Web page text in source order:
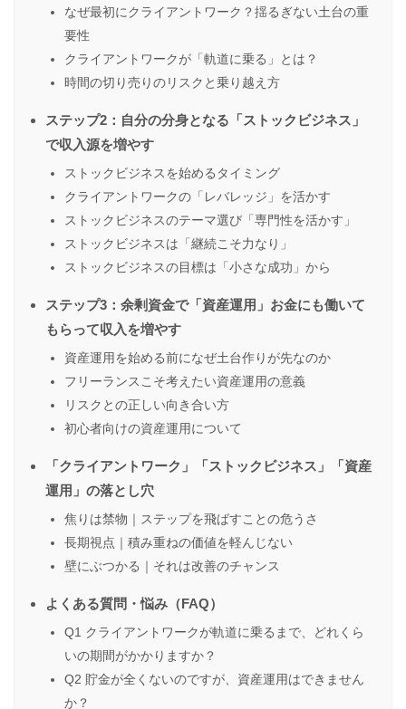
なぜ最初にクライアントワーク？揺るぎない土台の重
要性
クライアントワークが「軌道に乗る」とは？
時間の切り売りのリスクと乗り越え方
ステップ2：自分の分身となる「ストックビジネス」
で収入源を増やす
ストックビジネスを始めるタイミング
クライアントワークの「レバレッジ」を活かす
ストックビジネスのテーマ選び「専門性を活かす」
ストックビジネスは「継続こそ力なり」
ストックビジネスの目標は「小さな成功」から
ステップ3：余剰資金で「資産運用」お金にも働いて
もらって収入を増やす
資産運用を始める前になぜ土台作りが先なのか
フリーランスこそ考えたい資産運用の意義
リスクとの正しい向き合い方
初心者向けの資産運用について
「クライアントワーク」「ストックビジネス」「資産
運用」の落とし穴
焦りは禁物｜ステップを飛ばすことの危うさ
長期視点｜積み重ねの価値を軽んじない
壁にぶつかる｜それは改善のチャンス
よくある質問・悩み（FAQ）
Q1 クライアントワークが軌道に乗るまで、どれくら
いの期間がかかりますか？
Q2 貯金が全くないのですが、資産運用はできません
か？